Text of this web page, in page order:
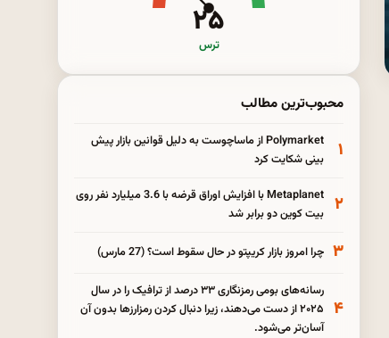
۲۵
ترس
محبوب‌ترین مطالب
۱
Polymarket از ماساچوست به دلیل قوانین بازار پیش
بینی شکایت کرد
۲
Metaplanet با افزایش اوراق قرضه با 3.6 میلیارد نفر روی
بیت کوین دو برابر شد
۳ چرا امروز بازار کریپتو در حال سقوط است؟ (27 مارس)
۴
رسانه‌های بومی رمزنگاری ۳۳ درصد از ترافیک را در سال
۲۰۲۵ از دست می‌دهند، زیرا دنبال کردن رمزارزها بدون آن
آسان‌تر می‌شود.